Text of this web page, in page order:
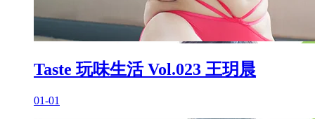
Taste 玩味生活 Vol.023 王玥晨
01-01